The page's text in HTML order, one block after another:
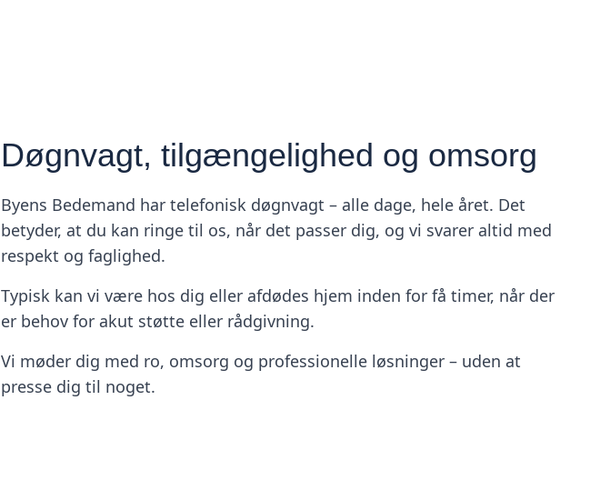
Døgnvagt, tilgængelighed og omsorg
Byens Bedemand har telefonisk døgnvagt – alle dage, hele året. Det
betyder, at du kan ringe til os, når det passer dig, og vi svarer altid med
respekt og faglighed.
Typisk kan vi være hos dig eller afdødes hjem inden for få timer, når der
er behov for akut støtte eller rådgivning.
Vi møder dig med ro, omsorg og professionelle løsninger – uden at
presse dig til noget.